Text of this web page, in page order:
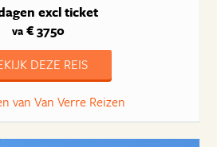
excl ticket
va € 3750
DEZE REIS
van Van Verre Reizen